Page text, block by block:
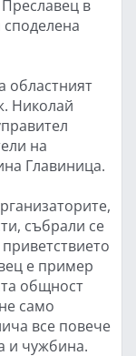
в
областният
Николай
на
Главиница.
събрали се
е пример
общност
само
все повече
и чужбина.